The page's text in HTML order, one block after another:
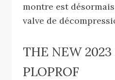
montre est désormais
valve de
THE NEW
PLOPROF